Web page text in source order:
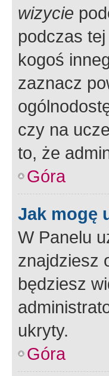
wizycie
podczas
kogoś
zaznacz
czy na
to, że
Góra
Jak mogę
W Panelu
znajdziesz
będziesz
ukryty.
Góra